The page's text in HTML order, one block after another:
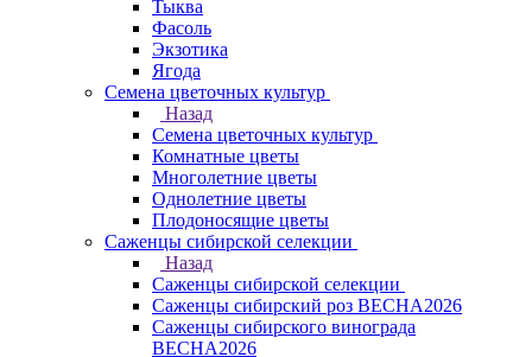
Тыква
Фасоль
Экзотика
Ягода
Семена цветочных культур
Назад
Семена цветочных культур
Комнатные цветы
Многолетние цветы
Однолетние цветы
Плодоносящие цветы
Саженцы сибирской селекции
Назад
Саженцы сибирской селекции
Саженцы сибирский роз ВЕСНА2026
Саженцы сибирского винограда
ВЕСНА2026